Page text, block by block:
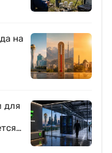
на
для